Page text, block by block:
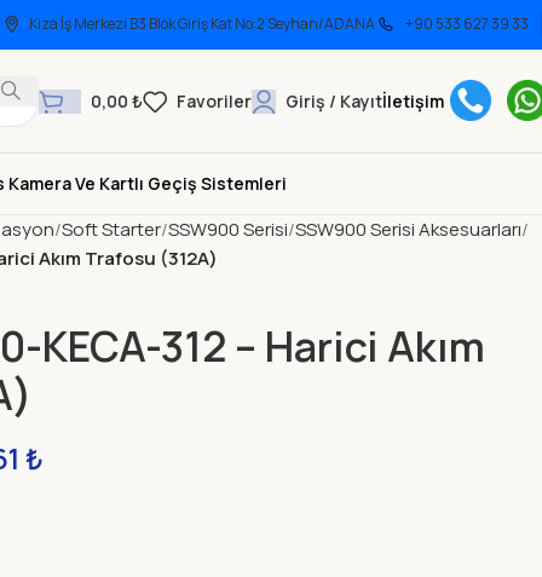
Kiza İş Merkezi B3 Blok Giriş Kat No:2 Seyhan/ADANA +90 533 627 39 33
0,00 ₺ Giriş / Kayıtİletişim
Kamera Ve Kartlı Geçiş Sistemleri
Soft Starter SSW900 Serisi SSW900 Serisi Aksesuarları
Akım Trafosu (312A)
KECA-312 – Harici Akım
₺